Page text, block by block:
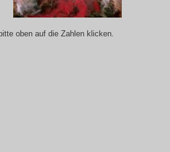
oben auf die Zahlen klicken.